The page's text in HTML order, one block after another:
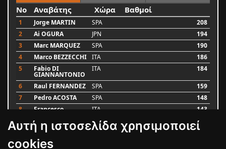
Αυτή η ιστοσελίδα χρησιμοποιεί
cookies
No Αναβάτης Χώρα Βαθμοί
1 Jorge MARTIN SPA
208
2
Ai OGURA JPN
194
3
Marc MARQUEZ SPA
190
4
Marco BEZZECCHI ITA
186
5
Fabio DI
GIANNANTONIO
ITA 184
6 Raul FERNANDEZ SPA
159
7
Pedro ACOSTA SPA
148
8
Francesco ITA 143
9 Alex MARQUEZ SPA
Luca MARINI